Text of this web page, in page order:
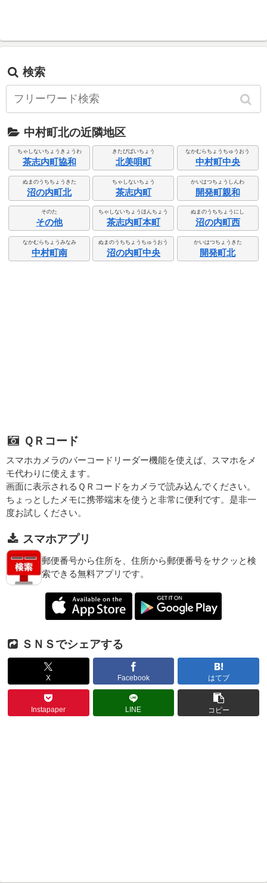
検索
中村町北の近隣地区
ちゃしないちょうきょうわ
茶志内町協和
きたびばいちょう
北美唄町
なかむらちょうちゅうおう
中村町中央
ぬまのうちちょうきた
沼の内町北
ちゃしないちょう
茶志内町
かいはつちょうしんわ
開発町親和
そのた
その他
ちゃしないちょうほんちょう
茶志内町本町
ぬまのうちちょうにし
沼の内町西
なかむらちょうみなみ
中村町南
ぬまのうちちょうちゅうおう
沼の内町中央
かいはつちょうきた
開発町北
ＱＲコード
スマホカメラのバーコードリーダー機能を使えば、スマホをメ
モ代わりに使えます。
画面に表示されるＱＲコードをカメラで読み込んでください。
ちょっとしたメモに携帯端末を使うと非常に便利です。是非一
度お試しください。
スマホアプリ
郵便番号から住所を、住所から郵便番号をサクッと検
索できる無料アプリです。
ＳＮＳでシェアする
X Facebook はてブ
Instapaper LINE コピー